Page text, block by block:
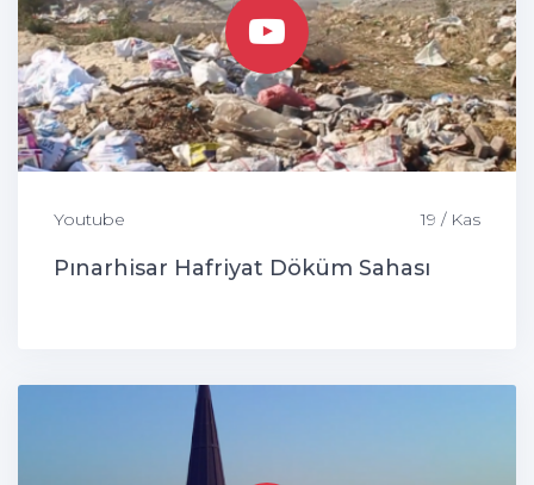
Youtube 19 / Kas
Pınarhisar Hafriyat Döküm Sahası